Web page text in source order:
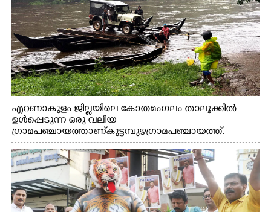
എറണാകുളം ജില്ലയിലെ കോതമംഗലം താലൂക്കിൽ
ഉൾപ്പെടുന്ന ഒരു വലിയ
ഗ്രാമപഞ്ചായത്താണ് കുട്ടമ്പുഴ ഗ്രാമ പഞ്ചായത്ത്.
ആദിവാസി ഊരുകളായ വെള്ളാരംകുത്ത്, കത്തിപ്പാറ,
ഉറിയംപെട്ടി, തേക്കല്ല്, വെട്ടിക്കല്ല്, മഞ്ചപ്പാറ എന്നീ ആറു
സ്ഥലങ്ങളിലേക്കുള്ള പ്രധാന സഞ്ചാര മാർഗമാണ് ഈ
കാണുന്ന കടത്ത് വള്ളം